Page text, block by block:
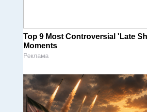
Top 9 Most Controversial 'Late
Moments
Реклама